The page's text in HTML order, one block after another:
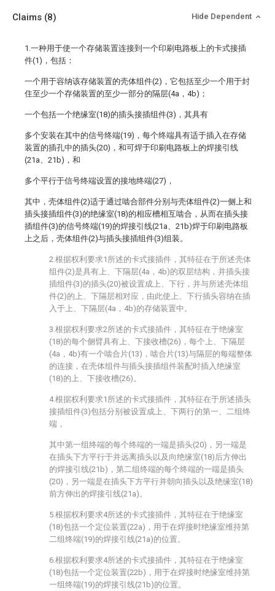
Claims (8) Hide Dependent
1.一种用于使一个存储装置连接到一个印刷电路板上的卡式接插
件(1)，包括：
一个用于容纳该存储装置的壳体组件(2)，它包括至少一个用于封
住至少一个存储装置的至少一部分的隔层(4a，4b)；
一个包括一个绝缘室(18)的插头接插组件(3)，其具有
多个安装在其中的信号终端(19)，每个终端具有适于插入在存储
装置的插孔中的插头(20)，和可焊于印刷电路板上的焊接引线
(21a、21b)，和
多个平行于信号终端设置的接地终端(27)，
其中，壳体组件(2)适于通过啮合部件分别与壳体组件(2)一侧上和
插头接插组件(3)的绝缘室(18)的相应槽相互啮合，从而在插头接
插组件(3)的信号终端(19)的焊接引线(21a、21b)焊于印刷电路板
上之后，壳体组件(2)与插头接插组件(3)组装。
2.根据权利要求1所述的卡式接插件，其特征在于所述壳体
组件(2)是具有上、下隔层(4a，4b)的双层结构，并插头接
插组件(3)的插头(20)被设置成上、下行，并与所述壳体组
件(2)的上、下隔层相对应，由此使上、下行插头容纳在插
入于上、下隔层(4a，4b)的存储装置中。
3.根据权利要求2所述的卡式接插件，其特征在于绝缘室
(18)的每个侧臂具有上、下接收槽(26)，每个上、下隔层
(4a，4b)有一个啮合片(13)，啮合片(13)与隔层的每端整体
的连接，在壳体组件与插头接插组件装配时插入绝缘室
(18)的上、下接收槽(26)。
4.根据权利要求1所述的卡式接插件，其特征在于所述插头
接插组件(3)包括分别被设置成上、下两行的第一、二组终
端，
其中第一组终端的每个终端的一端是插头(20)，另一端是
在插头下方平行于并远离插头以及向绝缘室(18)后方伸出
的焊接引线(21b)，第二组终端的每个终端的一端是插头
(20)，另一端是在插头下方平行并朝向插头以及绝缘室(18)
前方伸出的焊接引线(21a)。
5.根据权利要求4所述的卡式接插件，其特征在于绝缘室
(18)包括一个定位装置(22a)，用于在焊接时绝缘室维持第
二组终端(19)的焊接引线(21a)的位置。
6.根据权利要求4所述的卡式接插件，其特征在于绝缘室
(18)包括一个定位装置(22b)，用于在焊接时绝缘室维持第
一组终端(19)的焊接引线(21b)的位置。